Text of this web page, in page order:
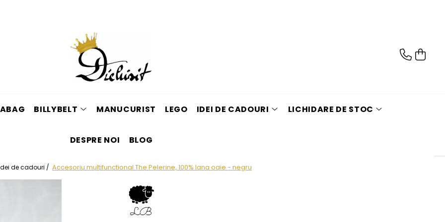
BILLYBELT MANUCURIST LEGO IDEI DE CADOURI LICHIDARE DE STOC
DESPRE NOI BLOG
de cadouri / Accesoriu multifunctional The Pelerine, 100% lana oaie - negru